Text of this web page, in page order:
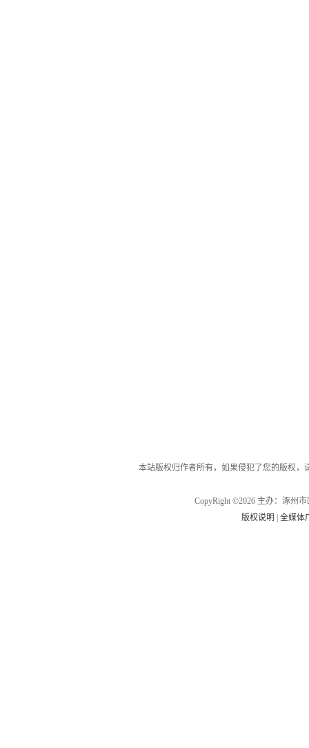
本站版权归作者所有，如果侵犯了您的版权
CopyRight ©2026 主办：涿州
版权说明
|全媒体